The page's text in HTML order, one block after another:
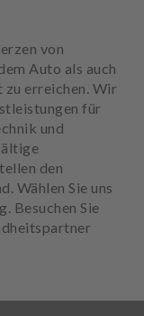
von
Auto als auch
erreichen. Wir
für
und
den
Wählen Sie uns
Besuchen Sie